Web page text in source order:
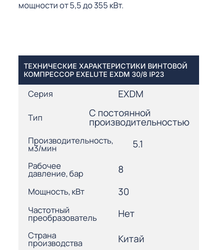
мощности от 5,5 до 355 кВт.
ТЕХНИЧЕСКИЕ ХАРАКТЕРИСТИКИ ВИНТОВОЙ
КОМПРЕССОР EXELUTE EXDM 30/8 IP23
Серия EXDM
Тип С постоянной
производительностью
Производительность,
м3/мин 5.1
Рабочее
давление, бар 8
Мощность, кВт 30
Частотный
преобразователь Нет
Страна
производства Китай